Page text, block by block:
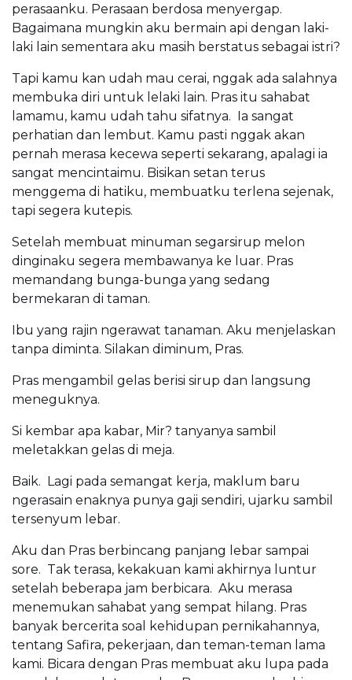
perasaanku. Perasaan berdosa menyergap.
Bagaimana mungkin aku bermain api dengan laki-
laki lain sementara aku masih berstatus sebagai istri?
Tapi kamu kan udah mau cerai, nggak ada salahnya
membuka diri untuk lelaki lain. Pras itu sahabat
lamamu, kamu udah tahu sifatnya. Ia sangat
perhatian dan lembut. Kamu pasti nggak akan
pernah merasa kecewa seperti sekarang, apalagi ia
sangat mencintaimu. Bisikan setan terus
menggema di hatiku, membuatku terlena sejenak,
tapi segera kutepis.
Setelah membuat minuman segarsirup melon
dinginaku segera membawanya ke luar. Pras
memandang bunga-bunga yang sedang
bermekaran di taman.
Ibu yang rajin ngerawat tanaman. Aku menjelaskan
tanpa diminta. Silakan diminum, Pras.
Pras mengambil gelas berisi sirup dan langsung
meneguknya.
Si kembar apa kabar, Mir? tanyanya sambil
meletakkan gelas di meja.
Baik. Lagi pada semangat kerja, maklum baru
ngerasain enaknya punya gaji sendiri, ujarku sambil
tersenyum lebar.
Aku dan Pras berbincang panjang lebar sampai
sore. Tak terasa, kekakuan kami akhirnya luntur
setelah beberapa jam berbicara. Aku merasa
menemukan sahabat yang sempat hilang. Pras
banyak bercerita soal kehidupan pernikahannya,
tentang Safira, pekerjaan, dan teman-teman lama
kami. Bicara dengan Pras membuat aku lupa pada